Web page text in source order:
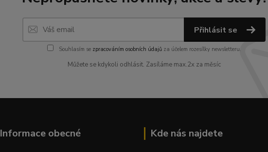
Přihlásit se
Souhlasím se zpracováním osobních údajůza účelem rozesílky newsletteru.
Můžete se kdykoli odhlásit. Zasíláme max.2x za měsíc
Informace obecné Kde nás najdete